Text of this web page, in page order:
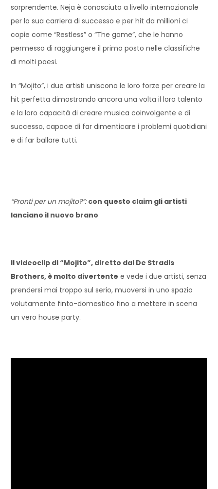
sorprendente. Neja è conosciuta a livello internazionale
per la sua carriera di successo e per hit da millioni ci
copie come “Restless” o “The game”, che le hanno
permesso di raggiungere il primo posto nelle classifiche
di molti paesi.
In “Mojito”, i due artisti uniscono le loro forze per creare la
hit perfetta dimostrando ancora una volta il loro talento
e la loro capacità di creare musica coinvolgente e di
successo, capace di far dimenticare i problemi quotidiani
e di far ballare tutti.
“Pronti per un mojito?”: con questo claim gli artisti
lanciano il nuovo brano
Il videoclip di “Mojito”, diretto dai De Stradis
Brothers, è molto divertente e vede i due artisti, senza
prendersi mai troppo sul serio, muoversi in uno spazio
volutamente finto-domestico fino a mettere in scena
un vero house party.